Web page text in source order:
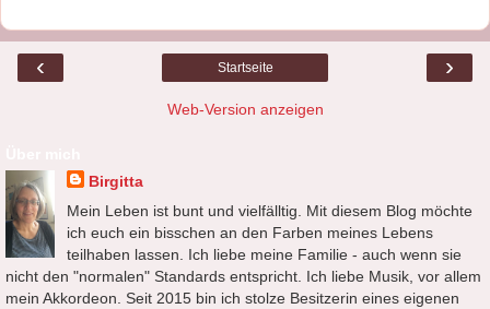
‹ ›
Startseite
Web-Version anzeigen
Birgitta
Mein Leben ist bunt und vielfälltig. Mit diesem Blog möchte
ich euch ein bisschen an den Farben meines Lebens
teilhaben lassen. Ich liebe meine Familie - auch wenn sie
nicht den "normalen" Standards entspricht. Ich liebe Musik, vor allem
mein Akkordeon. Seit 2015 bin ich stolze Besitzerin eines eigenen